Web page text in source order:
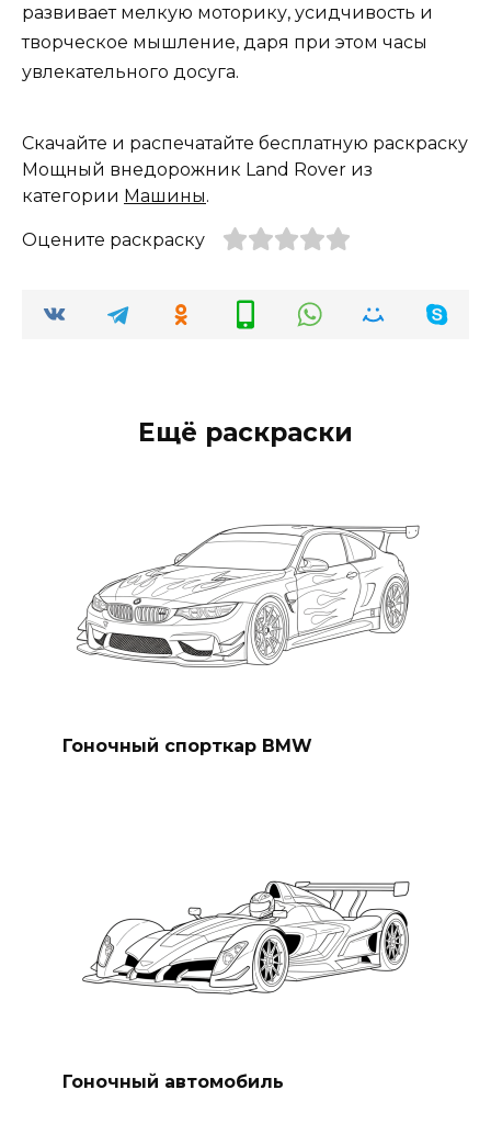
развивает мелкую моторику, усидчивость и
творческое мышление, даря при этом часы
увлекательного досуга.
Скачайте и распечатайте бесплатную раскраску
Мощный внедорожник Land Rover из
категории Машины.
Оцените раскраску
Ещё раскраски
Гоночный спорткар BMW
Гоночный автомобиль